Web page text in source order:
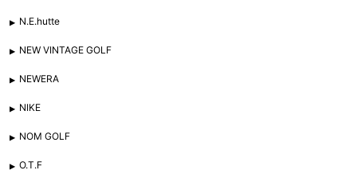
N.E.hutte
NEW VINTAGE GOLF
NEWERA
NIKE
NOM GOLF
O.T.F